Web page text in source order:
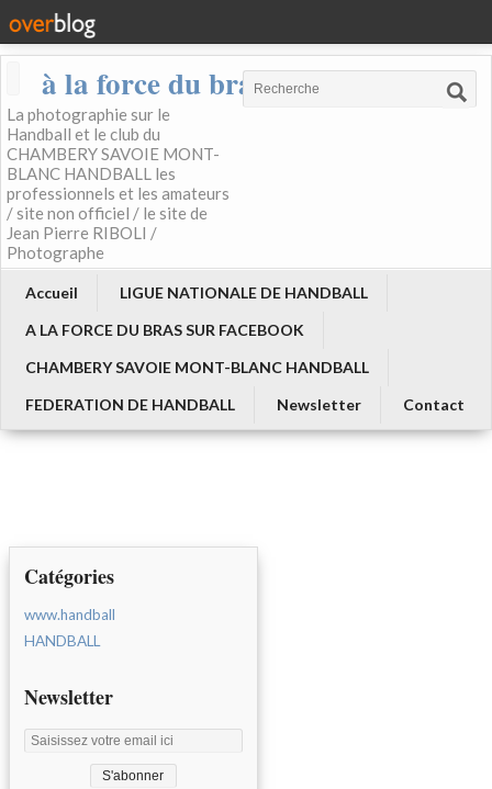
à la force du bras
La photographie sur le
Handball et le club du
CHAMBERY SAVOIE MONT-
BLANC HANDBALL les
professionnels et les amateurs
/ site non officiel / le site de
Jean Pierre RIBOLI /
Photographe
Accueil
LIGUE NATIONALE DE HANDBALL
A LA FORCE DU BRAS SUR FACEBOOK
CHAMBERY SAVOIE MONT-BLANC HANDBALL
FEDERATION DE HANDBALL
Newsletter Contact
Catégories
www.handball
HANDBALL
Newsletter